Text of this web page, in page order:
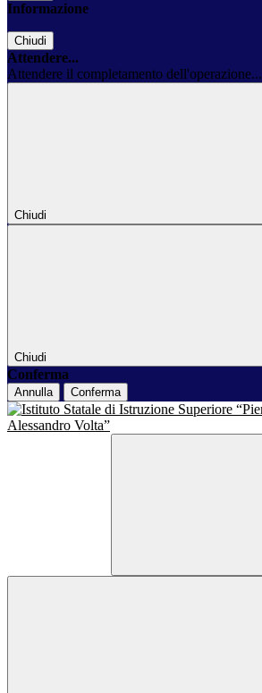
Informazione
Chiudi
Attendere...
Attendere il completamento dell'operazione...
Chiudi
Chiudi
Conferma
Annulla Conferma